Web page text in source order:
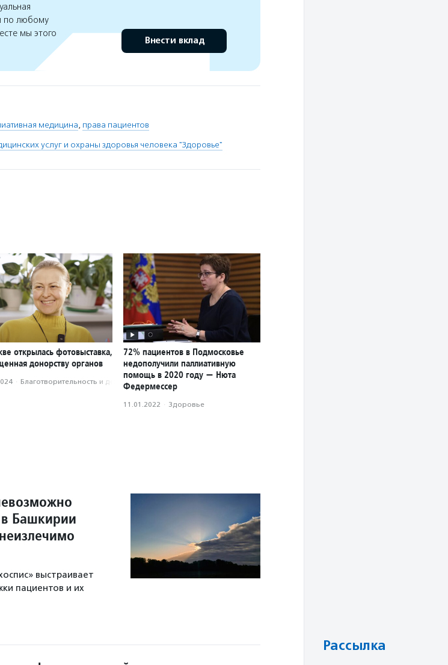
по любому
мы этого
Внести вклад
медицина, права пациентов
услуг и охраны здоровья человека "Здоровье"
открылась фотовыставка,
донорству органов
· Благотвори­тель­ность и доброволь­чест­во
72% пациентов в Подмосковье
недополучили паллиативную
помощь в 2020 году — Нюта
Федермессер
11.01.2022 · Здоровье
Башкирии
выстраивает
пациентов и их
Рассылка